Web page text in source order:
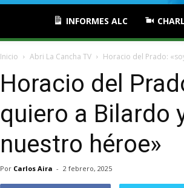
INFORMES ALC
Inicio Abri La Cancha TV Horacio del Prado:
Horacio del
quiero a Bilardo
nuestro héroe»
Por Carlos Aira - 2 febrero, 2025